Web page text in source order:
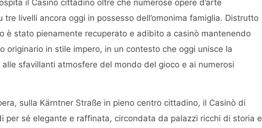
il Casinò cittadino oltre che numerose opere d’arte
livelli ancora oggi in possesso dell’omonima famiglia. Distrutto
è stato pienamente recuperato e adibito a casinò mantenendo
originario in stile impero, in un contesto che oggi unisce la
sfavillanti atmosfere del mondo del gioco e ai numerosi
sulla Kärntner Straße in pieno centro cittadino, il Casinò di
per sé elegante e raffinata, circondata da palazzi ricchi di storia e